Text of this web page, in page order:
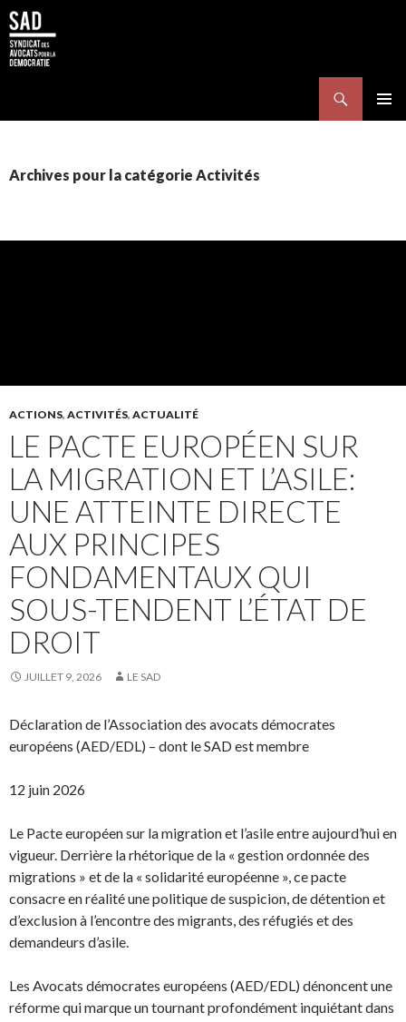
Archives pour la catégorie Activités
ACTIONS, ACTIVITÉS, ACTUALITÉ
LE PACTE EUROPÉEN SUR
LA MIGRATION ET L’ASILE:
UNE ATTEINTE DIRECTE
AUX PRINCIPES
FONDAMENTAUX QUI
SOUS-TENDENT L’ÉTAT DE
DROIT
JUILLET 9, 2026 LE SAD
Déclaration de l’Association des avocats démocrates
européens (AED/EDL) – dont le SAD est membre
12 juin 2026
Le Pacte européen sur la migration et l’asile entre aujourd’hui en
vigueur. Derrière la rhétorique de la « gestion ordonnée des
migrations » et de la « solidarité européenne », ce pacte
consacre en réalité une politique de suspicion, de détention et
d’exclusion à l’encontre des migrants, des réfugiés et des
demandeurs d’asile.
Les Avocats démocrates européens (AED/EDL) dénoncent une
réforme qui marque un tournant profondément inquiétant dans